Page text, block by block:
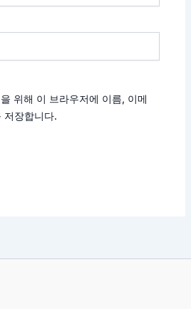
위해 이 브라우저에 이름, 이메
저장합니다.